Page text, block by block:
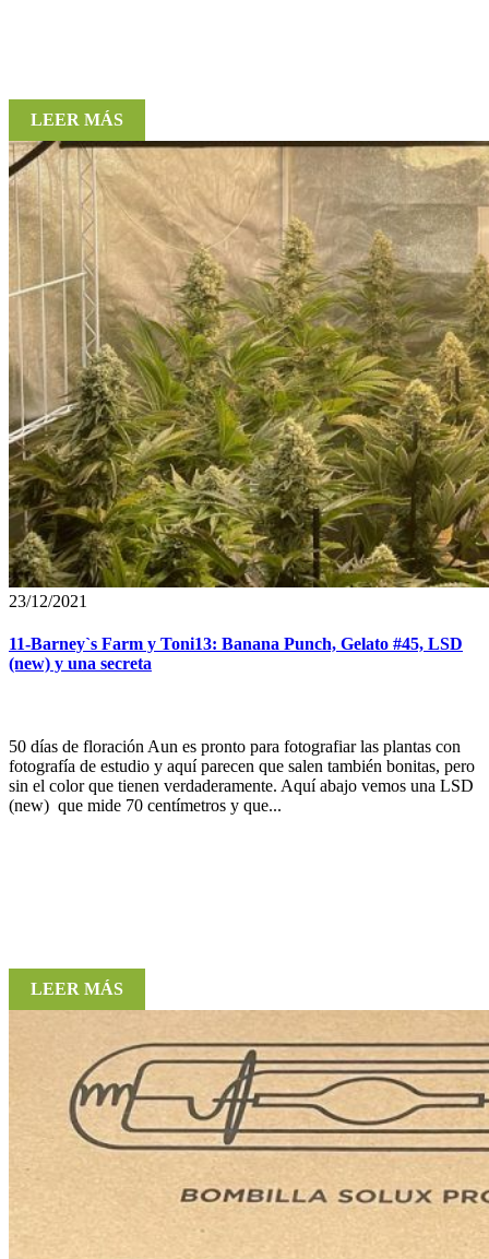
LEER MÁS
23/12/2021
11-Barney`s Farm y Toni13: Banana Punch, Gelato #45, LSD
(new) y una secreta
50 días de floración Aun es pronto para fotografiar las plantas con
fotografía de estudio y aquí parecen que salen también bonitas, pero
sin el color que tienen verdaderamente. Aquí abajo vemos una LSD
(new) que mide 70 centímetros y que...
LEER MÁS